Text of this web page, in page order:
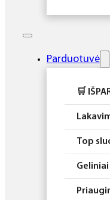
Higiena
Parduotuvė
🛒
Top